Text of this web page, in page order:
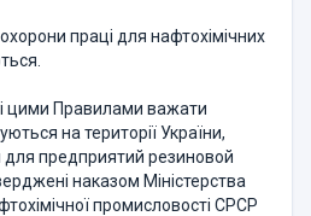
праці для нафтохімічних
цими Правилами важати
на території України,
предприятий резиновой
наказом Міністерства
промисловості СРСР